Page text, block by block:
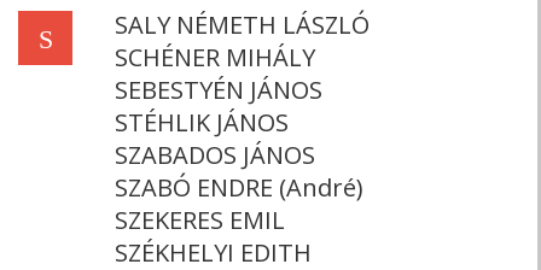
S
SALY NÉMETH LÁSZLÓ
SCHÉNER MIHÁLY
SEBESTYÉN JÁNOS
STÉHLIK JÁNOS
SZABADOS JÁNOS
SZABÓ ENDRE (André)
SZEKERES EMIL
SZÉKHELYI EDITH